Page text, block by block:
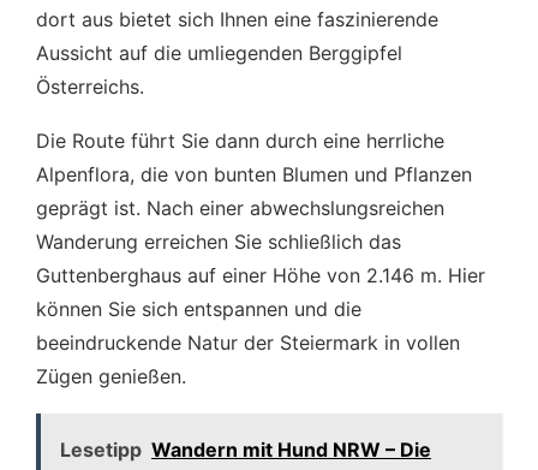
dort aus bietet sich Ihnen eine faszinierende
Aussicht auf die umliegenden Berggipfel
Österreichs.
Die Route führt Sie dann durch eine herrliche
Alpenflora, die von bunten Blumen und Pflanzen
geprägt ist. Nach einer abwechslungsreichen
Wanderung erreichen Sie schließlich das
Guttenberghaus auf einer Höhe von 2.146 m. Hier
können Sie sich entspannen und die
beeindruckende Natur der Steiermark in vollen
Zügen genießen.
Lesetipp Wandern mit Hund NRW – Die